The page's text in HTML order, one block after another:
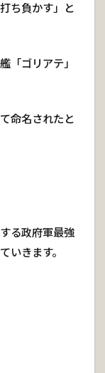
ち負かす」と
「ゴリアテ」
命名されたと
る政府軍最強
いきます。